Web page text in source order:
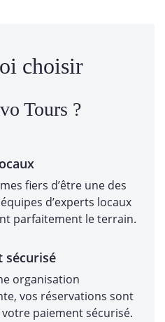
choisir
Tours ?
fiers d’être une des
d’experts locaux
parfaitement le terrain.
sécurisé
organisation
vos réservations sont
paiement sécurisé.